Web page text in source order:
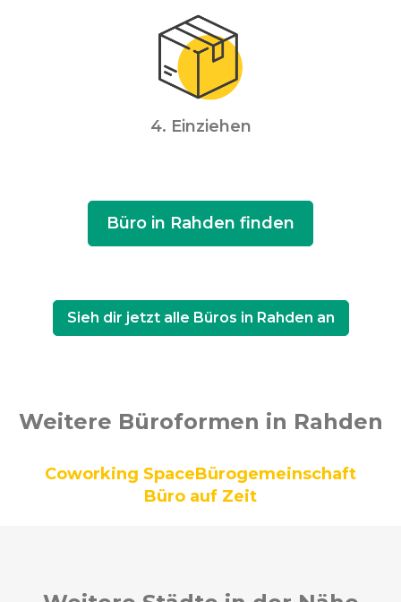
4. Einziehen
Büro in Rahden finden
Sieh dir jetzt alle Büros in Rahden an
Weitere Büroformen in Rahden
Coworking SpaceBürogemeinschaft
Büro auf Zeit